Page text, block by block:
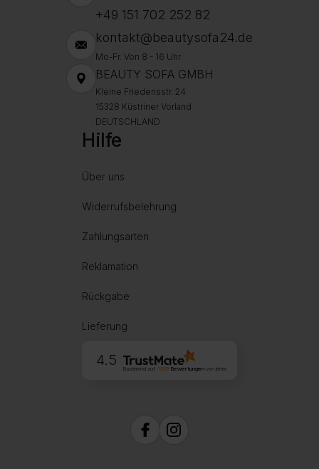
+49 151 702 252 82
kontakt@beautysofa24.de
Mo-Fr. Von 8 - 16 Uhr
BEAUTY SOFA GMBH
Kleine Friedensstr. 24
15328 Küstriner Vorland
DEUTSCHLAND
Hilfe
Über uns
Widerrufsbelehrung
Zahlungsarten
Reklamation
Rückgabe
Lieferung
4.5
Basierend auf 1999Bewertungen von jeher